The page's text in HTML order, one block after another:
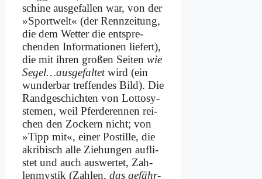
schi­ne aus­ge­fal­len war, von der
»Sport­welt« (der Renn­zeitung,
die dem Wet­ter die ent­spre­
chen­den In­for­ma­tio­nen lie­fert),
die mit ih­ren gro­ßen Sei­ten wie
Segel…ausgefaltetwird (ein
wun­der­bar tref­fen­des Bild). Die
Rand­geschichten von Lot­to­sy­
ste­men, weil Pfer­de­ren­nen rei­
chen den Zockern nicht; von
»Tipp mit«, ei­ner Po­stil­le, die
akri­bisch al­le Zie­hun­gen auf­li­
stet und auch aus­wer­tet, Zah­
len­my­stik (Zah­len, das ge­fähr­